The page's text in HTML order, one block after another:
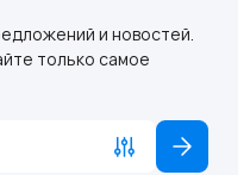
и новостей.
только самое